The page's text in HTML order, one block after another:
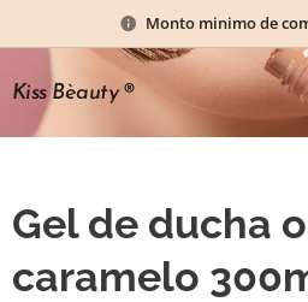
Monto minimo de
Kiss Bèauty®
Gel de ducha
caramelo